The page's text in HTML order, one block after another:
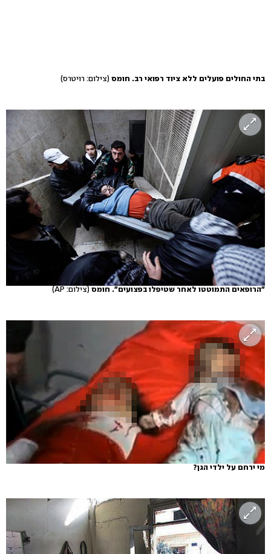
בתי החולים פועלים ללא ציוד רפואי רב. חומס (צילום: רויטרס)
"הרופאים התמוטטו לאחר שטיפלו בפצועים". חומס(צילום: AP)
מי ירחם על ילדי הגן?